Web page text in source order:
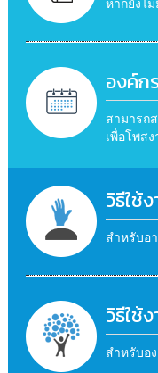
หากยังไ
องค์ก
สามารถ
เพื่อโพส
วิธีใช้
สำหรับอ
วิธีใช้
สำหรับอ